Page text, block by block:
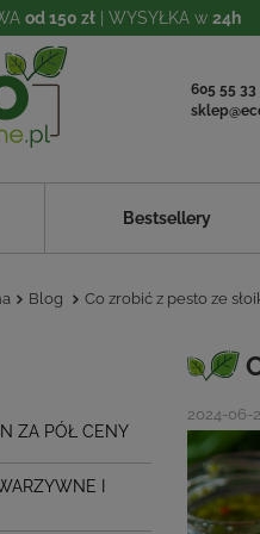
od 150 zł | WYSYŁKA w 24h
605 55 33
Bestsellery
Blog Co zrobić z pesto ze
ZA PÓŁ CENY
I
2024-06-